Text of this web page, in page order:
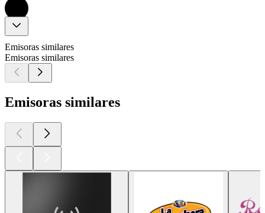
Emisoras similares
Emisoras similares
Emisoras similares